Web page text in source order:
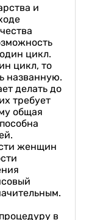
и
цикл.
цикл, то
названную.
делать до
требует
общая
женщин
в